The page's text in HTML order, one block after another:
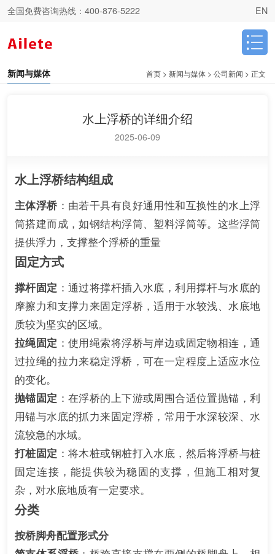
全国免费咨询热线： 400-876-5222 EN
新闻与媒体 首页 > 新闻与媒体 > 公司新闻 > 正文
水上浮桥的详细介绍
2025-06-09
水上浮桥结构组成
主体浮桥 ：由若干具有良好通用性和互换性的水上浮
筒搭建而成，如钢结构浮筒、塑料浮筒等。这些浮筒
提供浮力，支撑整个浮桥的重量
固定方式
撑杆固定 ：通过将撑杆插入水底，利用撑杆与水底的
摩擦力和支撑力来固定浮桥，适用于水较浅、水底地
质较为坚实的区域。
拉绳固定 ：使用绳索将浮桥与岸边或固定物相连，通
过拉绳的拉力来稳定浮桥，可在一定程度上适应水位
的变化。
抛锚固定 ：在浮桥的上下游或周围合适位置抛锚，利
用锚与水底的抓力来固定浮桥，常用于水深较深、水
流较急的水域。
打桩固定 ：将木桩或钢桩打入水底，然后将浮桥与桩
固定连接，能提供较为稳固的支撑，但施工相对复
杂，对水底地质有一定要求。
分类
按桥脚舟配置形式分